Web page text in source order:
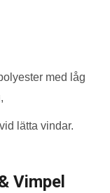
med låg
lätta vindar.
Vimpel